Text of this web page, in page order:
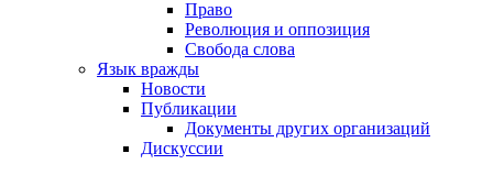
Право
Революция и оппозиция
Свобода слова
Язык вражды
Новости
Публикации
Документы других организаций
Дискуссии